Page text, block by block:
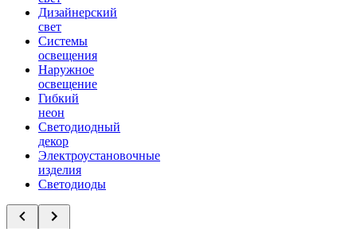
Дизайнерский
свет
Системы
освещения
Наружное
освещение
Гибкий
неон
Светодиодный
декор
Электроустановочные
изделия
Светодиоды